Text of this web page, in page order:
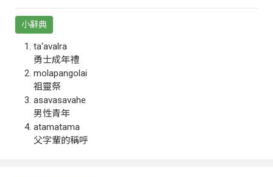
小辭典
ta‘avalra
勇士成年禮
molapangolai
祖靈祭
asavasavahe
男性青年
atamatama
父字輩的稱呼